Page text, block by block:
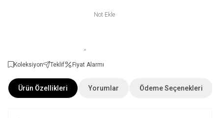
Not Ekle
Koleksiyon Teklif Fiyat Alarmı
Ürün Özellikleri Yorumlar Ödeme Seçenekleri